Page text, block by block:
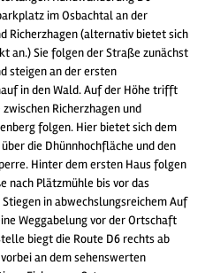
im Osbachtal an der
Richerzhagen (alternativ bietet sich
an.) Sie folgen der Straße zunächst
steigen an der ersten
in den Wald. Auf der Höhe trifft
Richerzhagen und
folgen. Hier bietet sich dem
die Dhünnhochfläche und den
Hinter dem ersten Haus folgen
nach Plätzmühle bis vor das
in abwechslungsreichem Auf
Weggabelung vor der Ortschaft
biegt die Route D6 rechts ab
an dem sehenswerten